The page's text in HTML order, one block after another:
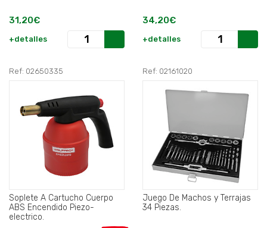
31,20€
+detalles
34,20€
+detalles
Ref: 02650335
Soplete A Cartucho Cuerpo
ABS Encendido Piezo-
electrico.
Ref: 02161020
Juego De Machos y Terrajas
34 Piezas.